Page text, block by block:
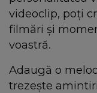
videoclip, poți
filmări și
voastră.
Adaugă o
trezește